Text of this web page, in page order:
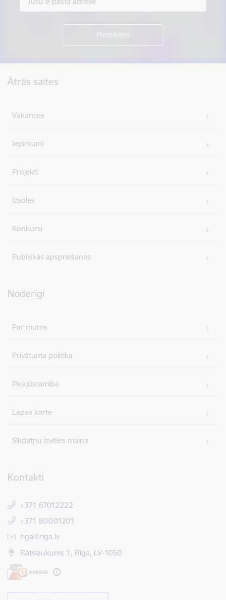
Ātrās saites
Vakances
Iepirkumi
Projekti
Izsoles
Konkursi
Publiskās apspriešanas
Noderīgi
Par mums
Privātuma politika
Piekļūstamība
Lapas karte
Sīkdatņu izvēles maiņa
Kontakti
+371 67012222
+371 80001201
E-pasts:
riga@riga.lv
Rātslaukums 1, Rīga, LV-1050